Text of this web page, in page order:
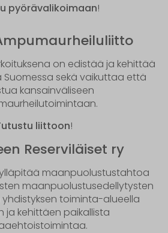
pyörävalikoimaan!
on edistää ja kehittää
sekä vaikuttaa että
kansainväliseen
liittoon!
Reserviläiset ry
ylläpitää maanpuolustustahtoa
maanpuolustusedellytysten
toiminta-alueella
ja kehittäen paikallista